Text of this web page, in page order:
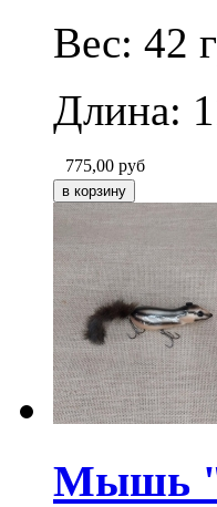
Вес: 42
Длина:
775,00 руб
Мышь